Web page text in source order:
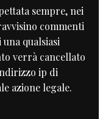
sempre, nei
commenti
qualsiasi
verrà cancellato
ip di
azione legale.